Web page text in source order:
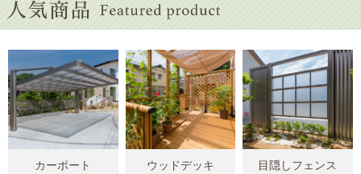
カーポート ウッドデッキ 目隠しフェンス